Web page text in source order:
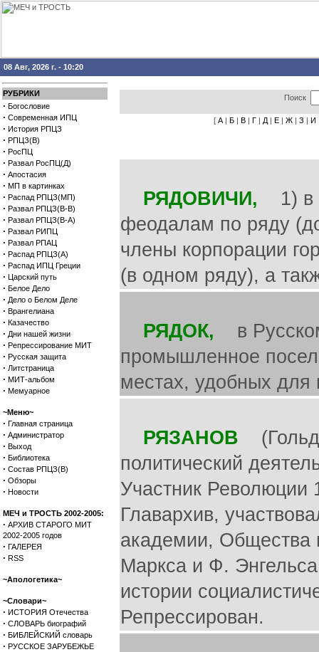
08 Авг, 2026 г. - 10:20
РУБРИКИ
· Богословие
· Современная ИПЦ
· История РПЦЗ
· РПЦЗ(В)
· РосПЦ
· Развал РосПЦ(Д)
· Апостасия
· МП в картинках
· Распад РПЦЗ(МП)
· Развал РПЦЗ(В-В)
· Развал РПЦЗ(В-А)
· Развал РИПЦ
· Развал РПАЦ
· Распад РПЦЗ(А)
· Распад ИПЦ Греции
· Царский путь
· Белое Дело
· Дело о Белом Деле
· Врангелиана
· Казачество
· Дни нашей жизни
· Репрессирование МИТ
· Русская защита
· Литстраница
· МИТ-альбом
· Мемуарное
~Меню~
· Главная страница
· Администратор
· Выход
· Библиотека
· Состав РПЦЗ(В)
· Обзоры
· Новости
МЕЧ и ТРОСТЬ 2002-2005:
· АРХИВ СТАРОГО МИТ
2002-2005 годов
· ГАЛЕРЕЯ
· RSS
~Апологетика~
~Словари~
· ИСТОРИЯ Отечества
· СЛОВАРЬ биографий
· БИБЛЕЙСКИЙ словарь
· РУССКОЕ ЗАРУБЕЖЬЕ
Поиск
[ А | Б | В | Г | Д | Е | Ж | З | И
РЯДОВИЧИ, 1) в
феодалам по ряду
члены корпорации
(в одном ряду), а
РЯДОК, в
промышленное
местах, удобных
РЯЗАНОВ
политический
Участник Революции
Главархив,
академии, Общества
Маркса и Ф.
истории
Репрессирован.